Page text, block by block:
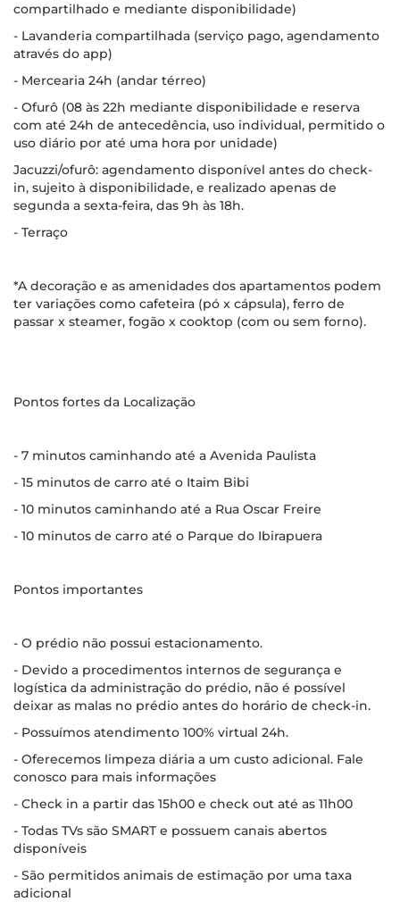
compartilhado e mediante disponibilidade)
- Lavanderia compartilhada (serviço pago, agendamento
através do app)
- Mercearia 24h (andar térreo)
- Ofurô (08 às 22h mediante disponibilidade e reserva
com até 24h de antecedência, uso individual, permitido o
uso diário por até uma hora por unidade)
Jacuzzi/ofurô: agendamento disponível antes do check-
in, sujeito à disponibilidade, e realizado apenas de
segunda a sexta-feira, das 9h às 18h.
- Terraço
*A decoração e as amenidades dos apartamentos podem
ter variações como cafeteira (pó x cápsula), ferro de
passar x steamer, fogão x cooktop (com ou sem forno).
Pontos fortes da Localização
- 7 minutos caminhando até a Avenida Paulista
- 15 minutos de carro até o Itaim Bibi
- 10 minutos caminhando até a Rua Oscar Freire
- 10 minutos de carro até o Parque do Ibirapuera
Pontos importantes
- O prédio não possui estacionamento.
- Devido a procedimentos internos de segurança e
logística da administração do prédio, não é possível
deixar as malas no prédio antes do horário de check-in.
- Possuímos atendimento 100% virtual 24h.
- Oferecemos limpeza diária a um custo adicional. Fale
conosco para mais informações
- Check in a partir das 15h00 e check out até as 11h00
- Todas TVs são SMART e possuem canais abertos
disponíveis
- São permitidos animais de estimação por uma taxa
adicional